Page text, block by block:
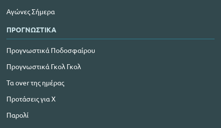
Αγώνες Σήμερα
ΠΡΟΓΝΩΣΤΙΚΑ
Προγνωστικά Ποδοσφαίρου
Προγνωστικά Γκολ Γκολ
Τα over της ημέρας
Προτάσεις για Χ
Παρολί